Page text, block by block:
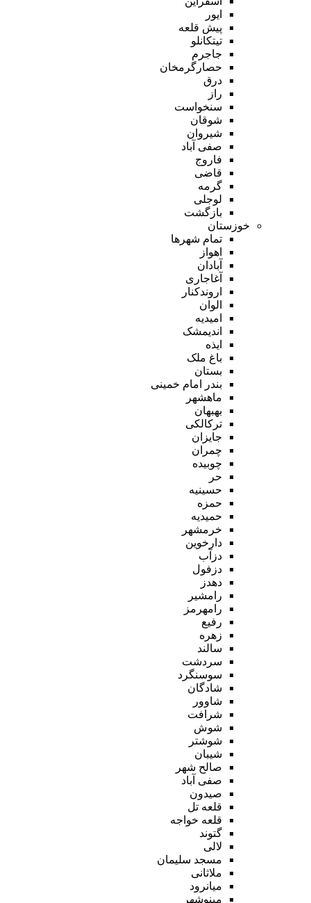
ایور
پیش قلعه
تیتکانلو
جاجرم
حصارگرمخان
درق
راز
سنخواست
شوقان
شیروان
صفی آباد
فاروج
قاضی
گرمه
لوجلی
بازگشت
خوزستان
تمام شهر‌ها
اهواز
آبادان
آغاجاری
اروندکنار
الوان
امیدیه
اندیمشک
ایذه
باغ ملک
بستان
بندر امام خمینی
ماهشهر
بهبهان
ترکالکی
جایزان
چمران
چوبیده
حر
حسینیه
حمزه
حمیدیه
خرمشهر
دارخوین
دزآب
دزفول
دهدز
رامشیر
رامهرمز
رفیع
زهره
سالند
سردشت
سوسنگرد
شادگان
شاوور
شرافت
شوش
شوشتر
شیبان
صالح شهر
صفی آباد
صیدون
قلعه تل
قلعه خواجه
گتوند
لالی
مسجد سلیمان
ملاثانی
میانرود
مینوشهر